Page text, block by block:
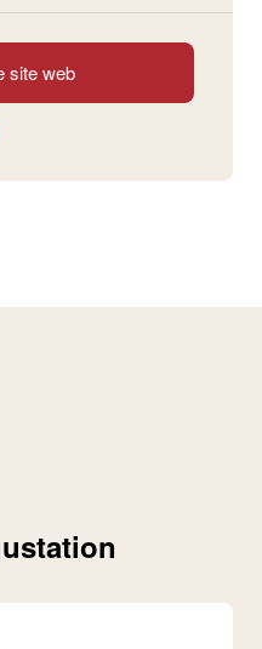
site web